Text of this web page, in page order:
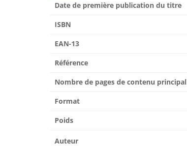
Date de première publication du titre
ISBN
EAN-13
Référence
Nombre de pages de contenu principal
Format
Poids
Auteur